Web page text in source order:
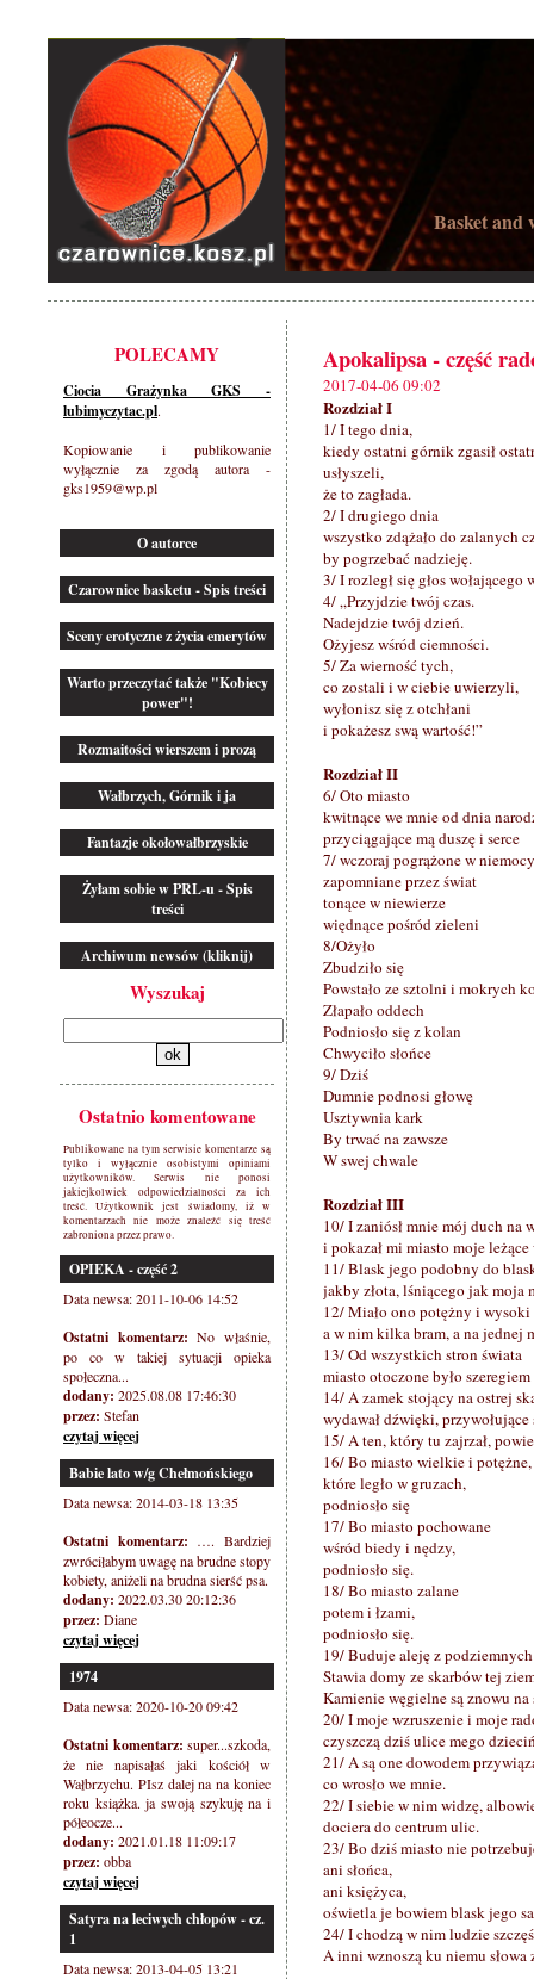
Basket and
POLECAMY
Ciocia Grażynka GKS -
lubimyczytac.pl.
Kopiowanie i publikowanie
wyłącznie za zgodą autora -
gks1959@wp.pl
O autorce
Czarownice basketu - Spis treści
Sceny erotyczne z życia emerytów
Warto przeczytać także "Kobiecy
power"!
Rozmaitości wierszem i prozą
Wałbrzych, Górnik i ja
Fantazje okołowałbrzyskie
Żyłam sobie w PRL-u - Spis
treści
Archiwum newsów (kliknij)
Wyszukaj
Ostatnio komentowane
Publikowane na tym serwisie komentarze są
tylko i wyłącznie osobistymi opiniami
użytkowników. Serwis nie ponosi
jakiejkolwiek odpowiedzialności za ich
treść. Użytkownik jest świadomy, iż w
komentarzach nie może znaleźć się treść
zabroniona przez prawo.
OPIEKA - część 2
Data newsa: 2011-10-06 14:52
Ostatni komentarz: No właśnie,
po co w takiej sytuacji opieka
społeczna...
dodany: 2025.08.08 17:46:30
przez: Stefan
czytaj więcej
Babie lato w/g Chełmońskiego
Data newsa: 2014-03-18 13:35
Ostatni komentarz: …. Bardziej
zwróciłabym uwagę na brudne stopy
kobiety, aniżeli na brudna sierść psa.
dodany: 2022.03.30 20:12:36
przez: Diane
czytaj więcej
1974
Data newsa: 2020-10-20 09:42
Ostatni komentarz: super...szkoda,
że nie napisałaś jaki kościół w
Wałbrzychu. PIsz dalej na na koniec
roku książka. ja swoją szykuję na i
półeocze...
dodany: 2021.01.18 11:09:17
przez: obba
czytaj więcej
Satyra na leciwych chłopów - cz.
1
Data newsa: 2013-04-05 13:21
Apokalipsa - część
2017-04-06 09:02
Rozdział I
1/ I tego dnia,
kiedy ostatni górnik zgasił
usłyszeli,
że to zagłada.
2/ I drugiego dnia
wszystko zdążało do zalanych
by pogrzebać nadzieję.
3/ I rozległ się głos wołającego
4/ „Przyjdzie twój czas.
Nadejdzie twój dzień.
Ożyjesz wśród ciemności.
5/ Za wierność tych,
co zostali i w ciebie uwierzyli,
wyłonisz się z otchłani
i pokażesz swą wartość!”
Rozdział II
6/ Oto miasto
kwitnące we mnie od dnia
przyciągające mą duszę i serce
7/ wczoraj pogrążone w niemocy
zapomniane przez świat
tonące w niewierze
więdnące pośród zieleni
8/Ożyło
Zbudziło się
Powstało ze sztolni i mokrych
Złapało oddech
Podniosło się z kolan
Chwyciło słońce
9/ Dziś
Dumnie podnosi głowę
Usztywnia kark
By trwać na zawsze
W swej chwale
Rozdział III
10/ I zaniósł mnie mój duch na
i pokazał mi miasto moje
11/ Blask jego podobny do
jakby złota, lśniącego jak moja
12/ Miało ono potężny i wysoki
a w nim kilka bram, a na jednej
13/ Od wszystkich stron świata
miasto otoczone było
14/ A zamek stojący na ostrej
wydawał dźwięki,
15/ A ten, który tu zajrzał,
16/ Bo miasto wielkie i potężne,
które legło w gruzach,
podniosło się
17/ Bo miasto pochowane
wśród biedy i nędzy,
podniosło się.
18/ Bo miasto zalane
potem i łzami,
podniosło się.
19/ Buduje aleję z podziemnych
Stawia domy ze skarbów tej
Kamienie węgielne są znowu
20/ I moje wzruszenie i moje
czyszczą dziś ulice mego
21/ A są one dowodem
co wrosło we mnie.
22/ I siebie w nim widzę,
dociera do centrum ulic.
23/ Bo dziś miasto nie
ani słońca,
ani księżyca,
oświetla je bowiem blask jego
24/ I chodzą w nim ludzie
A inni wznoszą ku niemu